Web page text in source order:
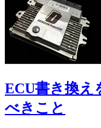
ECU書き換え
べきこと